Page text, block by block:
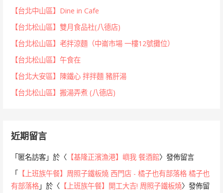
【台北中山區】Dine in Cafe
【台北松山區】雙月食品社(八德店)
【台北松山區】老拌涼麵（中崙市場 一樓12號攤位）
【台北松山區】午食在
【台北大安區】陳鐵心 拌拌麵 豬肝湯
【台北松山區】搬湯弄煮 (八德店)
近期留言
「匿名訪客 」於〈 【基隆正濱漁港】嶼我 餐酒館〉發佈留言
「
【上班族午餐】周照子鐵板燒 西門店 - 橘子也有部落格 橘子也
有部落格 」於〈 【上班族午餐】開工大吉! 周照子鐵板燒〉發佈留